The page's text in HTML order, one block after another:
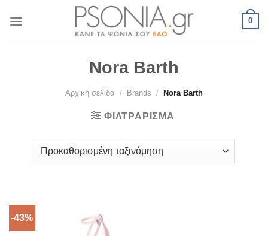
0
Nora Barth
Αρχική σελίδα / Brands / Nora Barth
ΦΙΛΤΡΆΡΙΣΜΑ
-43%